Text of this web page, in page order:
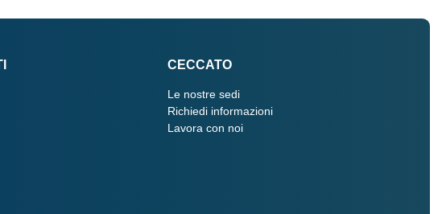
CECCATO
Le nostre sedi
Richiedi informazioni
Lavora con noi